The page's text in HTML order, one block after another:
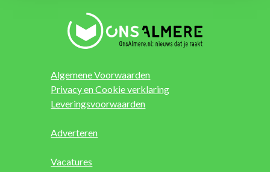
Algemene Voorwaarden
Privacy en Cookie verklaring
Leveringsvoorwaarden
Adverteren
Vacatures